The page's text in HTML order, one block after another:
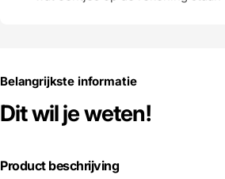
Belangrijkste informatie
Dit wil je weten!
Product beschrijving